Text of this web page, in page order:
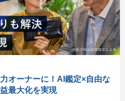
オーナーに！AI鑑定×自由な
最大化を実現